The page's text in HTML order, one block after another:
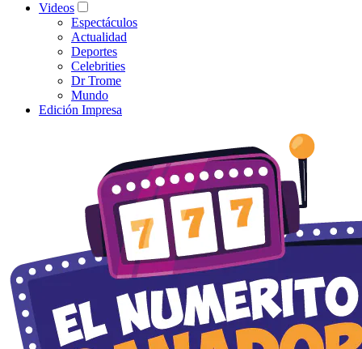
Videos
Espectáculos
Actualidad
Deportes
Celebrities
Dr Trome
Mundo
Edición Impresa